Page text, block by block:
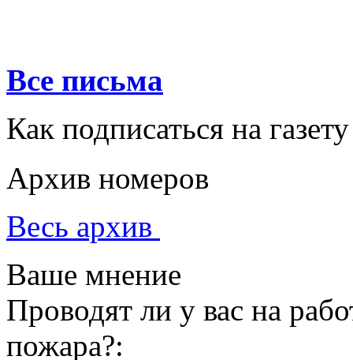
Все письма
Как подписаться на газету
Архив номеров
Весь архив
Ваше мнение
Проводят ли у вас на
пожара?: